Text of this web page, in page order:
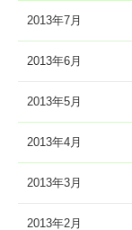
2013年7月
2013年6月
2013年5月
2013年4月
2013年3月
2013年2月